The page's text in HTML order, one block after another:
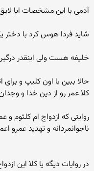
آدمی با این مشخصات ایا
شاید فردا هوس کرد با دختر
خلیفه هست ولی اینقدر
حالا ببین با اون کلیپ و
کلا عمر رو از دین خدا و
روایتی که ازدواج ام کلثوم و
ناجوانمردانه و تهدید عمرو
در روایات دیگه یا کلا این